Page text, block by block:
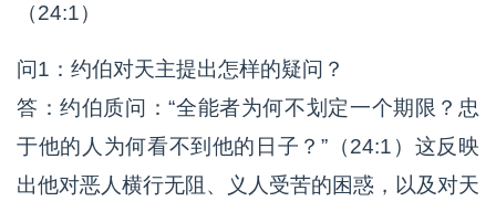
（24:1）
问1：约伯对天主提出怎样的疑问？
答：约伯质问：“全能者为何不划定一个期限？忠
于他的人为何看不到他的日子？”（24:1）这反映
出他对恶人横行无阻、义人受苦的困惑，以及对天